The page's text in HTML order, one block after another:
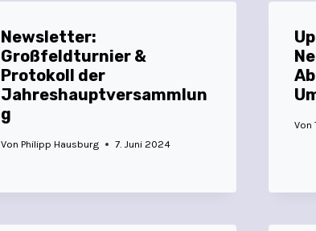
Newsletter:
Großfeldturnier &
Protokoll der
Jahreshauptversammlun
g
Von Philipp Hausburg 7. Juni 2024
Von